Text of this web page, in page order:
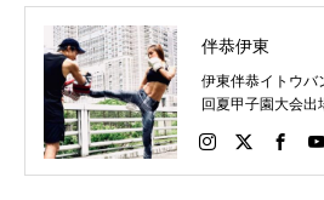
伴恭伊東
伊東伴恭イトウ
回夏甲子園大会
パーライト級新人
WMCライト級日